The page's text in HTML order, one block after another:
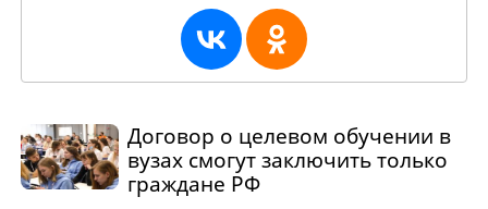
Договор о целевом обучении в
вузах смогут заключить только
граждане РФ